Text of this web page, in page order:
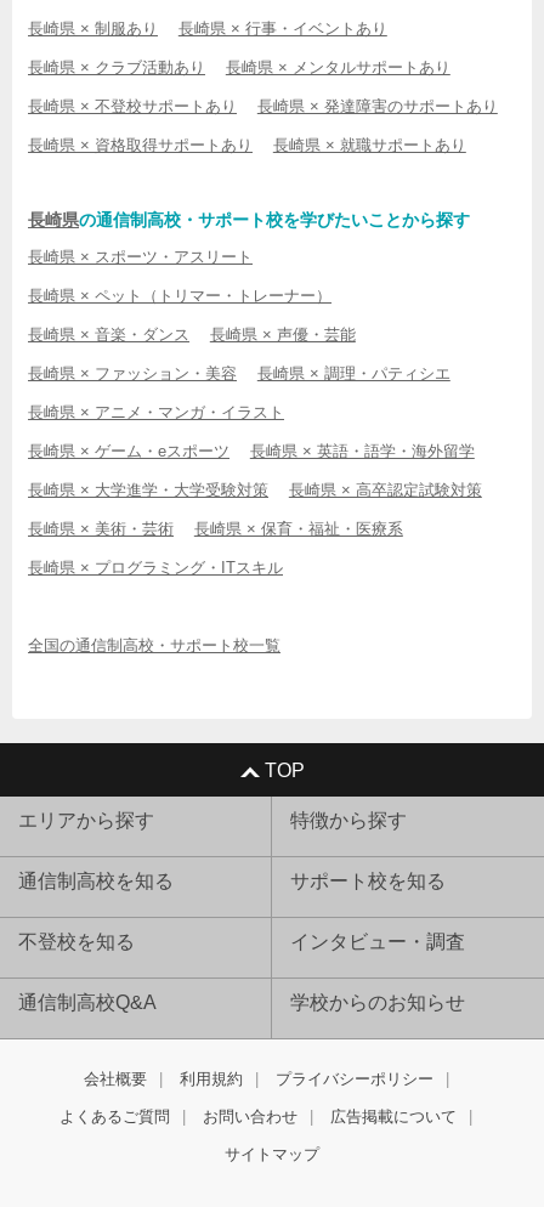
長崎県 × 制服あり 長崎県 × 行事・イベントあり
長崎県 × クラブ活動あり 長崎県 × メンタルサポートあり
長崎県 × 不登校サポートあり 長崎県 × 発達障害のサポートあり
長崎県 × 資格取得サポートあり 長崎県 × 就職サポートあり
長崎県の通信制高校・サポート校を学びたいことから探す
長崎県 × スポーツ・アスリート
長崎県 × ペット（トリマー・トレーナー）
長崎県 × 音楽・ダンス 長崎県 × 声優・芸能
長崎県 × ファッション・美容 長崎県 × 調理・パティシエ
長崎県 × アニメ・マンガ・イラスト
長崎県 × ゲーム・eスポーツ 長崎県 × 英語・語学・海外留学
長崎県 × 大学進学・大学受験対策 長崎県 × 高卒認定試験対策
長崎県 × 美術・芸術 長崎県 × 保育・福祉・医療系
長崎県 × プログラミング・ITスキル
全国の通信制高校・サポート校一覧
TOP
エリアから探す 特徴から探す
通信制高校を知る サポート校を知る
不登校を知る インタビュー・調査
通信制高校Q&A 学校からのお知らせ
会社概要 利用規約 プライバシーポリシー
よくあるご質問 お問い合わせ 広告掲載について
サイトマップ